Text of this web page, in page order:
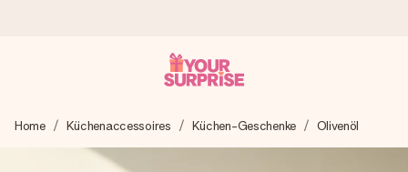
Wir bereiten dein Geschenk sorgfältig vor und schicken es
blitzschnell – damit du es genau zum richtigen Zeitpunkt
überreichen kannst, wenn es am meisten zählt.
Home Küchenaccessoires Küchen-Geschenke Olivenöl